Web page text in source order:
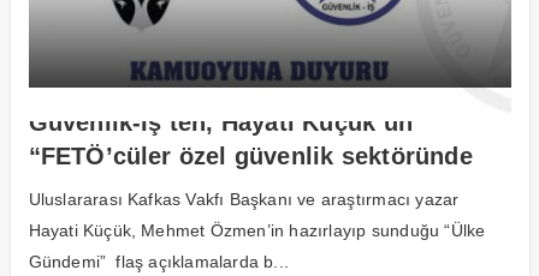
Güvenlik-İş’ten, Hayati Küçük’ün
“FETÖ’cüler özel güvenlik sektöründe
cirit atıyor” skandal açıklamasına tepki
Uluslararası Kafkas Vakfı Başkanı ve araştırmacı yazar
Hayati Küçük, Mehmet Özmen’in hazırlayıp sunduğu “Ülke
Gündemi” flaş açıklamalarda b...